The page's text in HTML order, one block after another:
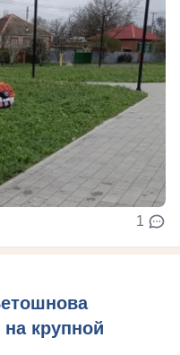
1
крупной